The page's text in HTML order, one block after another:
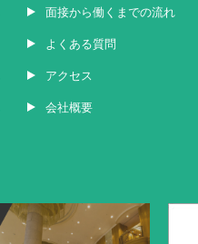
面接から働くまでの流れ
よくある質問
アクセス
会社概要